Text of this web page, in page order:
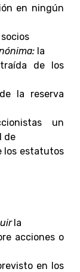
en ningún
la
de los
la reserva
un
de
los estatutos
la
acciones o
en los